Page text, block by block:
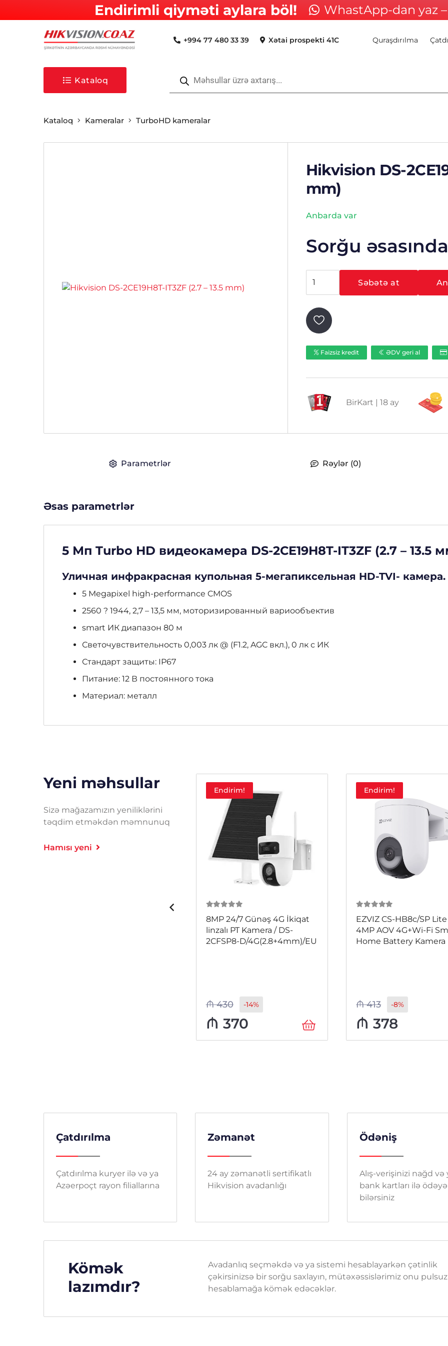
Endirimli qiyməti aylara böl! WhastApp-dan yaz
+994 77 480 33 39 Xətai prospekti 41C Quraşdırılma
Kataloq
search
Kataloq Kameralar TurboHD kameralar
Hikvision DS-
mm)
Anbarda var
Sorğu əsasında
DS-
IT3ZF
(2.7
13.5
mm)
Səbətə at
Faizsiz kredit ƏDV geri al
BirKart | 18 ay
Parametrlər Rəylər (0)
Əsas parametrlər
5 Мп Turbo HD видеокамера DS-2CE19H8T-IT3ZF (2.7 – 13.5
Уличная инфракрасная купольная 5-мегапиксельная HD-TVI- камера.
5 Megapixel high-performance CMOS
2560 ? 1944, 2,7 – 13,5 мм, моторизированный вариообъектив
smart ИК диапазон 80 м
Светочувствительность 0,003 лк @ (F1.2, AGC вкл.), 0 лк с ИК
Стандарт защиты: IP67
Питание: 12 В постоянного тока
Материал: металл
Yeni məhsullar
Sizə mağazamızın yeniliklərini
təqdim etməkdən məmnunuq
Hamısı yeni
Endirim! Endirim!
8MP 24/7 Günəş 4G İkiqat
linzalı PT Kamera / DS-
2CFSP8-D/4G(2.8+4mm)/EU
₼430 -14%
₼ 370
Endirim!
EZVIZ CS-HB8c/SP Lite
4MP AOV 4G+Wi-Fi
Home Battery Kamera
₼413 -8%
₼ 378
Çatdırılma
Çatdırılma kuryer ilə və ya
Azəerpoçt rayon filiallarına
Zəmanət
24 ay zəmanətli sertifikatlı
Hikvision avadanlığı
Ödəniş
Alış-verişinizi nağd və
bank kartları ilə ödəyə
bilərsiniz
Kömək
lazımdır?
Avadanlıq seçməkdə və ya sistemi hesablayarkən çətinlik
çəkirsinizsə bir sorğu saxlayın, mütəxəssislərimiz onu pulsuz
hesablamağa kömək edəcəklər.